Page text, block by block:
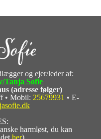
og ejer/leder af:
Tanja Sofie
(adresse følger)
• Mobil: 25679931 • E-
harmløst, du kan
her)